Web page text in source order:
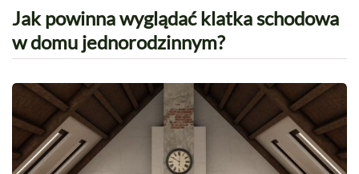
Jak powinna wyglądać klatka schodowa
w domu jednorodzinnym?